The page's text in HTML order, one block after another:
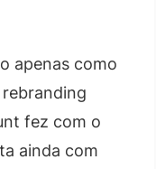
apenas como
rebranding
fez com o
ainda com